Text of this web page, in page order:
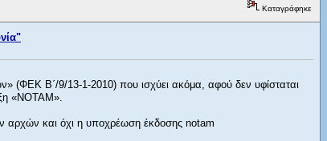
Καταγράφηκε
(ΦΕΚ Β΄/9/13-1-2010) που ισχύει ακόμα, αφού δεν υφίσταται
«ΝΟΤΑΜ».
αρχών και όχι η υποχρέωση έκδοσης notam